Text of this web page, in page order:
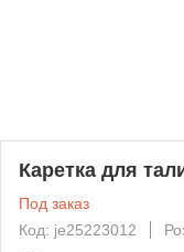
Каретка для
Под заказ
Код: je25223012